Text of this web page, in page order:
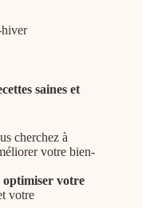
saines et
cherchez à
votre bien-
optimiser votre
votre